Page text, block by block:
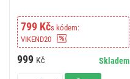
799 Kčs kódem:
VIKEND20
999 Kč Skladem